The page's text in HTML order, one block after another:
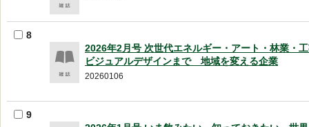
8
2026年2月号 次世代エネルギー・アート・林業・
ビジュアルデザインまで 地域を変える企業
20260106
9